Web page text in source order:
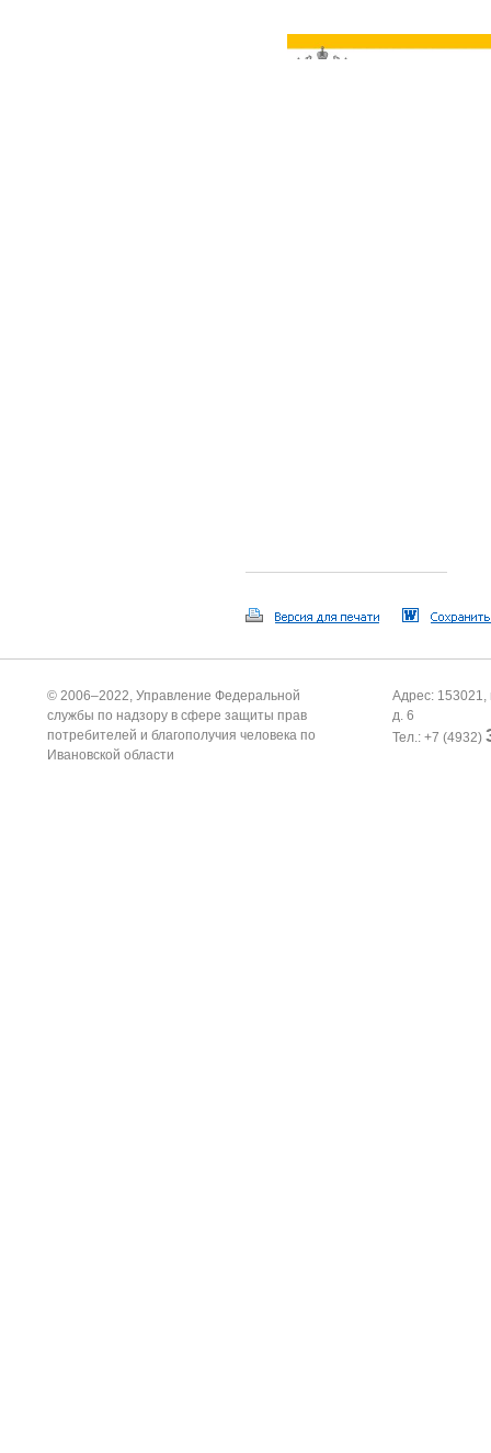
© 2006–2022, Управление Федеральной
службы по надзору в сфере защиты прав
потребителей и благополучия человека по
Ивановской области
Адрес: 153021,
д. 6
Тел.: +7 (4932)